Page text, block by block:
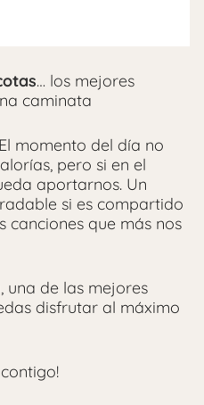
… los mejores
caminata
momento del día no
pero si en el
aportarnos. Un
si es compartido
canciones que más nos
una de las mejores
disfrutar al máximo